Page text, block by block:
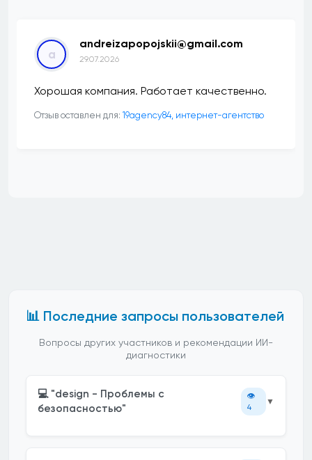
a
andreizapopojskii@gmail.com
29.07.2026
Хорошая компания. Работает качественно.
Отзыв оставлен для: 19agency84, интернет-агентство
📊 Последние запросы пользователей
Вопросы других участников и рекомендации ИИ-
диагностики
💻 "design - Проблемы с
безопасностью"
👁️
4
▼